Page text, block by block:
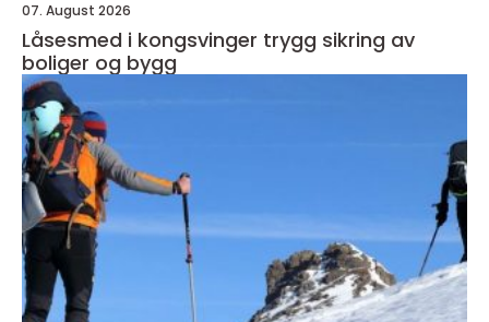
07. August 2026
Låsesmed i kongsvinger trygg sikring av
boliger og bygg